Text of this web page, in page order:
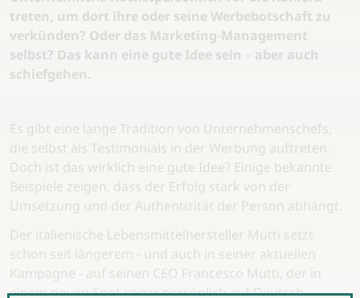
treten, um dort ihre oder seine Werbebotschaft zu
verkünden? Oder das Marketing-Management
selbst? Das kann eine gute Idee sein – aber auch
schiefgehen.
Es gibt eine lange Tradition von Unternehmenschefs,
die selbst als Testimonials in der Werbung auftreten.
Doch ist das wirklich eine gute Idee? Einige bekannte
Beispiele zeigen, dass der Erfolg stark von der
Umsetzung und der Authentizität der Person abhängt.
Der italienische Lebensmittelhersteller Mutti setzt
schon seit längerem - und auch in seiner aktuellen
Kampagne - auf seinen CEO Francesco Mutti, der in
einem neuen Spot sogar persönlich auf Deutsch